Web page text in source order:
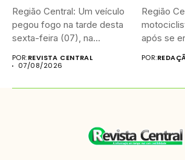
Região Central: Um veículo
pegou fogo na tarde desta
sexta-feira (07), na...
POR:REVISTA CENTRAL
07/08/2026
Região
após se
acidente...
POR: